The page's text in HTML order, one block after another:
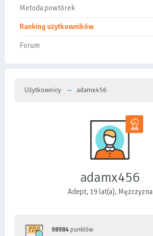
Metoda powtórek
Ranking użytkowników
Forum
Użytkownicy adamx456
adamx456
Adept, 19 lat(a), Mężczyzna
98984 punktów